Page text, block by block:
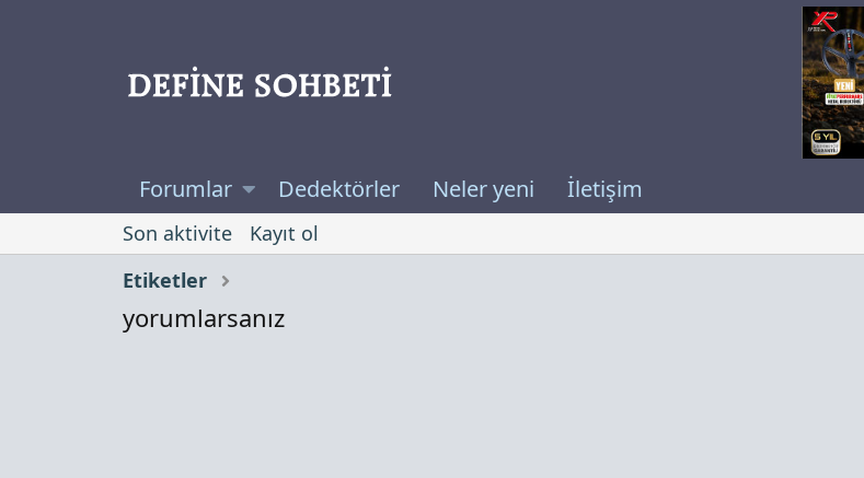
Forumlar Dedektörler Neler yeni İletişim
Son aktivite
Kayıt ol
Etiketler
yorumlarsanız